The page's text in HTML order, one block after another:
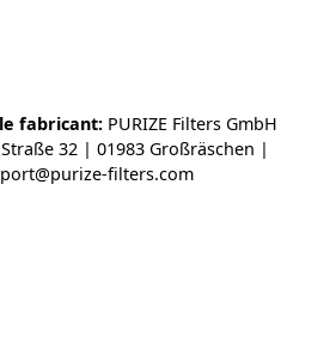
fabricant: PURIZE Filters GmbH
32 | 01983 Großräschen |
filters.com
de produits